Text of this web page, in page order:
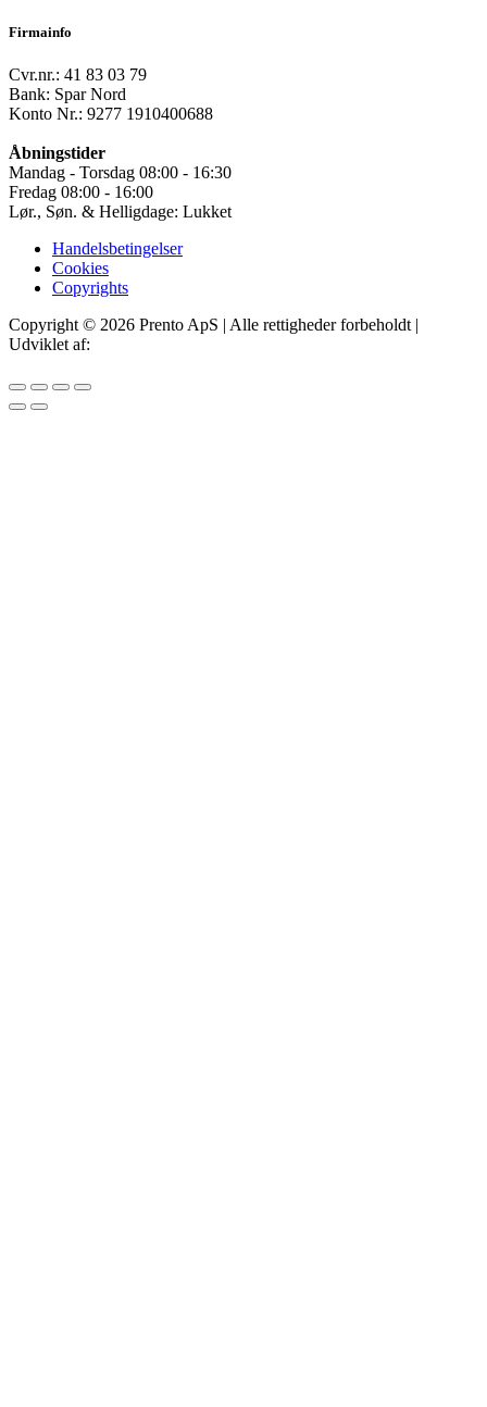
Firmainfo
Cvr.nr.: 41 83 03 79
Bank: Spar Nord
Konto Nr.: 9277 1910400688
Åbningstider
Mandag - Torsdag 08:00 - 16:30
Fredag 08:00 - 16:00
Lør., Søn. & Helligdage: Lukket
Handelsbetingelser
Cookies
Copyrights
Copyright © 2026 Prento ApS | Alle rettigheder forbeholdt |
Udviklet af: